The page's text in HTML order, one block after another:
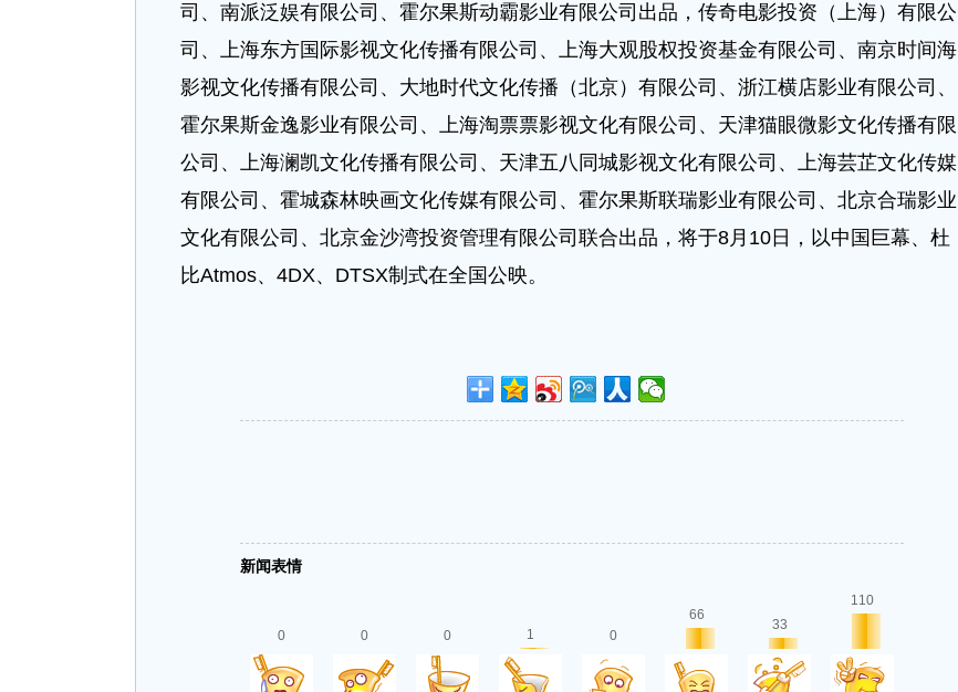
司、南派泛娱有限公司、霍尔果斯动霸影业有限公司出品，传奇电影投资（上海）有限公
司、上海东方国际影视文化传播有限公司、上海大观股权投资基金有限公司、南京时间海
影视文化传播有限公司、大地时代文化传播（北京）有限公司、浙江横店影业有限公司、
霍尔果斯金逸影业有限公司、上海淘票票影视文化有限公司、天津猫眼微影文化传播有限
公司、上海澜凯文化传播有限公司、天津五八同城影视文化有限公司、上海芸芷文化传媒
有限公司、霍城森林映画文化传媒有限公司、霍尔果斯联瑞影业有限公司、北京合瑞影业
文化有限公司、北京金沙湾投资管理有限公司联合出品，将于8月10日，以中国巨幕、杜
比Atmos、4DX、DTSX制式在全国公映。
新闻表情
0 0 0 1 0
66
33
110